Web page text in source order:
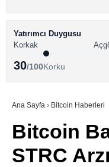
BİTCOİN HABERLERİ
ALTCOİN HABERLERİ
SÖZLÜK
Yatırımcı Duygusu
Korkak
30/100Korku
Ana Sayfa › Bitcoin Haberleri
Bitcoin
STRC